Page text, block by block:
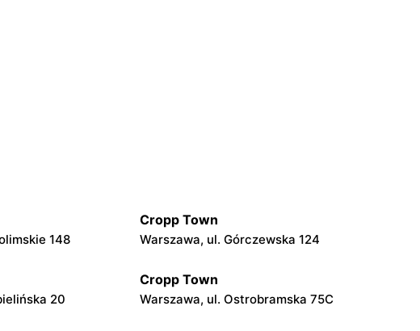
148
Cropp Town
Warszawa, ul. Górczewska 124
20
Cropp Town
Warszawa, ul. Ostrobramska 75C